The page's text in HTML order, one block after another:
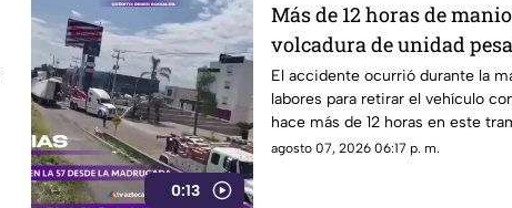
0:13
Más de 12 horas de
volcadura de unidad
carretera 57
El accidente ocurrió durante la
labores para retirar el vehículo
hace más de 12 horas en este
57.
agosto 07, 2026 06:17 p. m.